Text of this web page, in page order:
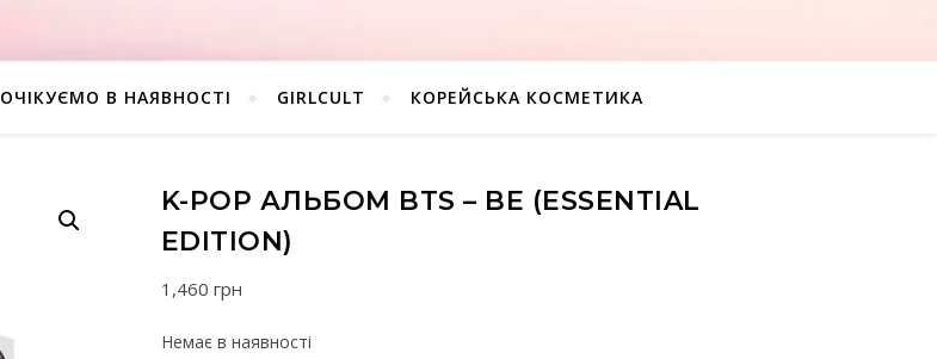
ОЧІКУЄМО В НАЯВНОСТІ GIRLCULT КОРЕЙСЬКА КОСМЕТИКА
K-POP АЛЬБОМ BTS – BE (ESSENTIAL
EDITION)
1,460 грн
Немає в наявності